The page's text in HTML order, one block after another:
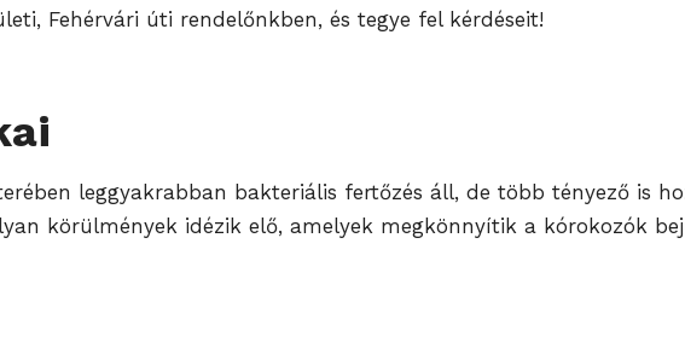
Fehérvári úti rendelőnkben, és tegye fel kérdéseit!
leggyakrabban bakteriális fertőzés áll, de több tényező is
körülmények idézik elő, amelyek megkönnyítik a kórokozók